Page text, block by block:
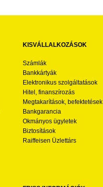
KISVÁLLALKOZÁSOK
Számlák
Bankkártyák
Elektronikus szolgáltatások
Hitel, finanszírozás
Megtakarítások, befektetések
Bankgarancia
Okmányos ügyletek
Biztosítások
Raiffeisen Üzlettárs